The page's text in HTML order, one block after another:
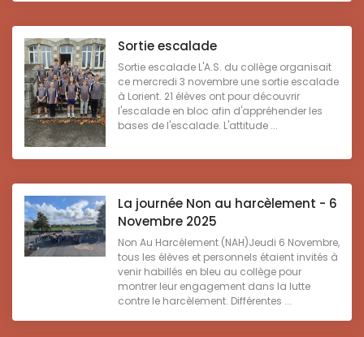
Sortie escalade
Sortie escalade L'A.S. du collège organisait
ce mercredi 3 novembre une sortie escalade
à Lorient. 21 élèves ont pour découvrir
l'escalade en bloc afin d'appréhender les
bases de l'escalade. L'attitude ...
La journée Non au harcèlement - 6
Novembre 2025
Non Au Harcèlement (NAH)Jeudi 6 Novembre,
tous les élèves et personnels étaient invités à
venir habillés en bleu au collège pour
montrer leur engagement dans la lutte
contre le harcèlement. Différentes ...